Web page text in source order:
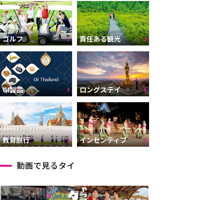
ゴルフ 責任ある観光
GI製品 ロングステイ
教育旅行 インセンティブ
動画で見るタイ